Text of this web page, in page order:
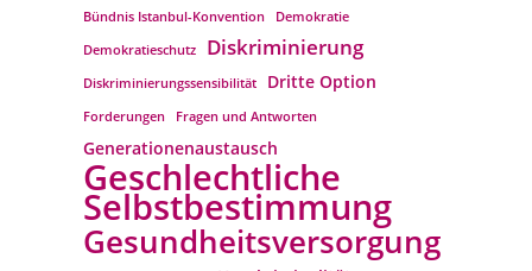
Bündnis Istanbul-Konvention
Demokratie
Demokratieschutz
Diskriminierung
Diskriminierungssensibilität Dritte Option
Forderungen Fragen und Antworten
Generationenaustausch
Geschlechtliche
Selbstbestimmung
Gesundheitsversorgung